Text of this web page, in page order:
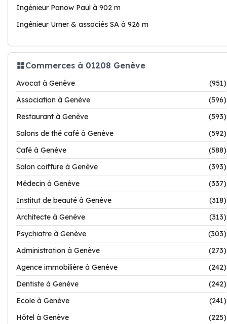
Ingénieur Panow Paul à 902 m
Ingénieur Urner & associés SA à 926 m
Commerces à 01208 Genève
Avocat à Genève
(951)
Association à Genève
(596)
Restaurant à Genève
(593)
Salons de thé café à Genève
(592)
Café à Genève
(588)
Salon coiffure à Genève
(393)
Médecin à Genève
(337)
Institut de beauté à Genève
(318)
Architecte à Genève
(313)
Psychiatre à Genève
(303)
Administration à Genève
(273)
Agence immobilière à Genève
(242)
Dentiste à Genève
(242)
Ecole à Genève
(241)
Hôtel à Genève
(225)